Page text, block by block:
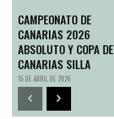
CAMPEONATO DE
CANARIAS 2026
ABSOLUTO Y COPA DE
CANARIAS SILLA
15 DE ABRIL DE 2026